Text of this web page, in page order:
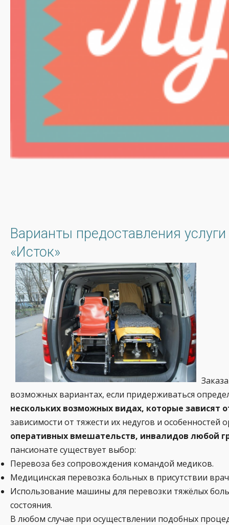
Варианты предоставления
«Исток»
возможных вариантах, если придерживаться
нескольких возможных видах, которые зависят
зависимости от тяжести их недугов и особенностей
оперативных вмешательств, инвалидов любой
пансионате существует выбор:
Перевоза без сопровождения командой медиков.
Медицинская перевозка больных в присутствии
Использование машины для перевозки тяжёлых
состояния.
В любом случае при осуществлении подобных